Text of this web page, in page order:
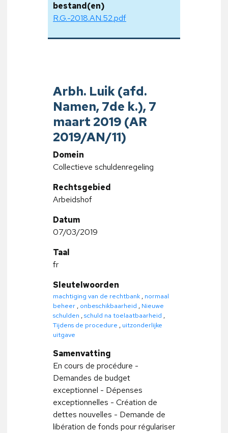
bestand(en)
R.G.-2018.AN.52.pdf
Arbh. Luik (afd.
Namen, 7de k.), 7
maart 2019 (AR
2019/AN/11)
Domein
Collectieve schuldenregeling
Rechtsgebied
Arbeidshof
Datum
07/03/2019
Taal
fr
Sleutelwoorden
machtiging van de rechtbank , normaal
beheer , onbeschikbaarheid , Nieuwe
schulden ,schuld na toelaatbaarheid ,
Tijdens de procedure , uitzonderlijke
uitgave
Samenvatting
En cours de procédure -
Demandes de budget
exceptionnel - Dépenses
exceptionnelles - Création de
dettes nouvelles - Demande de
libération de fonds pour régulariser